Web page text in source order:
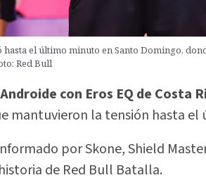
hasta el último minuto en Santo Domingo,
Red Bull
Androide con Eros EQ de Costa
mantuvieron la tensión hasta el
por Skone, Shield
de Red Bull Batalla.